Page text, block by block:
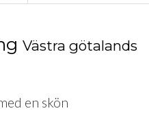
Västra götalands
en skön